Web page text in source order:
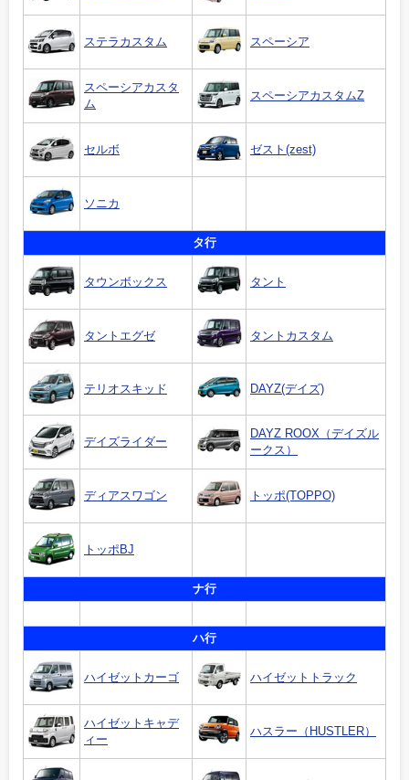
ステラカスタム スペーシア
スペーシアカスタ
ム
スペーシアカスタムZ
セルボ ゼスト(zest)
ソニカ
タ行
タウンボックス タント
タントエグゼ タントカスタム
テリオスキッド DAYZ(デイズ)
デイズライダー
DAYZ ROOX（デイズル
ークス）
ディアスワゴン トッポ(TOPPO)
トッポBJ
ナ行
ハ行
ハイゼットカーゴ ハイゼットトラック
ハイゼットキャデ
ィー
ハスラー（HUSTLER）